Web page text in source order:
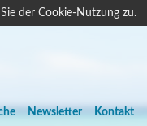
der Cookie-Nutzung zu.
Newsletter Kontakt